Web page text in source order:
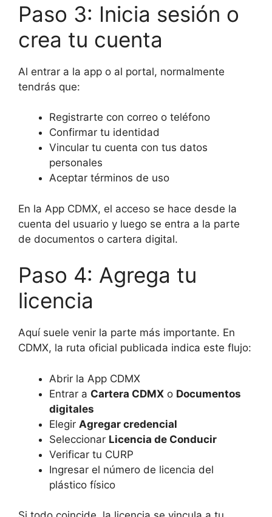
Paso 3: Inicia sesión o
crea tu cuenta
Al entrar a la app o al portal, normalmente
tendrás que:
Registrarte con correo o teléfono
Confirmar tu identidad
Vincular tu cuenta con tus datos
personales
Aceptar términos de uso
En la App CDMX, el acceso se hace desde la
cuenta del usuario y luego se entra a la parte
de documentos o cartera digital.
Paso 4: Agrega tu
licencia
Aquí suele venir la parte más importante. En
CDMX, la ruta oficial publicada indica este flujo:
Abrir la App CDMX
Entrar a Cartera CDMX o Documentos
digitales
Elegir Agregar credencial
Seleccionar Licencia de Conducir
Verificar tu CURP
Ingresar el número de licencia del
plástico físico